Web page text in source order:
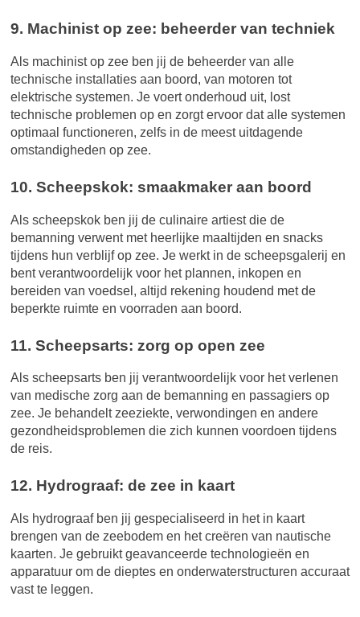
9. Machinist op zee: beheerder van techniek
Als machinist op zee ben jij de beheerder van alle
technische installaties aan boord, van motoren tot
elektrische systemen. Je voert onderhoud uit, lost
technische problemen op en zorgt ervoor dat alle systemen
optimaal functioneren, zelfs in de meest uitdagende
omstandigheden op zee.
10. Scheepskok: smaakmaker aan boord
Als scheepskok ben jij de culinaire artiest die de
bemanning verwent met heerlijke maaltijden en snacks
tijdens hun verblijf op zee. Je werkt in de scheepsgalerij en
bent verantwoordelijk voor het plannen, inkopen en
bereiden van voedsel, altijd rekening houdend met de
beperkte ruimte en voorraden aan boord.
11. Scheepsarts: zorg op open zee
Als scheepsarts ben jij verantwoordelijk voor het verlenen
van medische zorg aan de bemanning en passagiers op
zee. Je behandelt zeeziekte, verwondingen en andere
gezondheidsproblemen die zich kunnen voordoen tijdens
de reis.
12. Hydrograaf: de zee in kaart
Als hydrograaf ben jij gespecialiseerd in het in kaart
brengen van de zeebodem en het creëren van nautische
kaarten. Je gebruikt geavanceerde technologieën en
apparatuur om de dieptes en onderwaterstructuren accuraat
vast te leggen.